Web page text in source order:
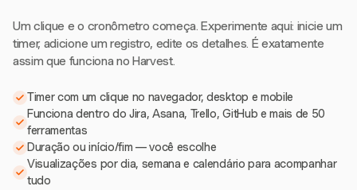
Um clique e o cronômetro começa. Experimente aqui: inicie um
timer, adicione um registro, edite os detalhes. É exatamente
assim que funciona no Harvest.
Timer com um clique no navegador, desktop e mobile
Funciona dentro do Jira, Asana, Trello, GitHub e mais de 50
ferramentas
Duração ou início/fim — você escolhe
Visualizações por dia, semana e calendário para acompanhar
tudo